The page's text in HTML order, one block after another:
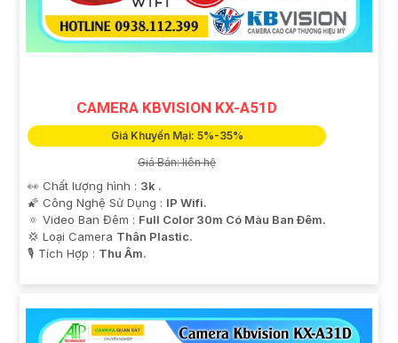
CAMERA KBVISION KX-A51D
Giá Khuyến Mại: 5%-35%
Giá Bán: liên hệ
👀 Chất lượng hình : 3k .
🌠 Công Nghệ Sử Dụng : IP Wifi.
🔅 Video Ban Đêm : Full Color 30m Có Màu Ban Ðêm.
💢 Loại Camera Thân Plastic.
️🎙 Tích Hợp : Thu Âm.